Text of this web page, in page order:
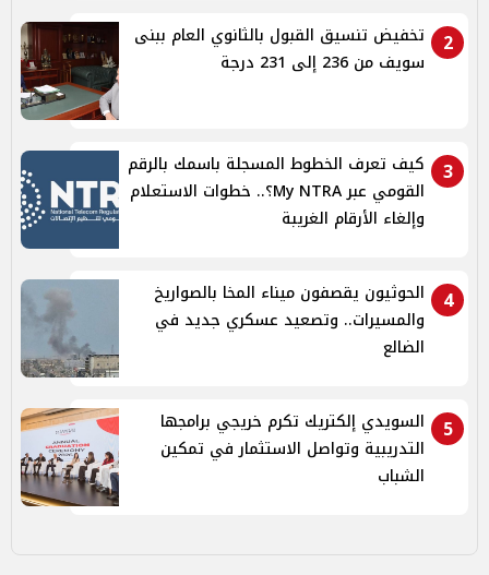
2
تخفيض تنسيق القبول بالثانوي العام ببنى
سويف من 236 إلى 231 درجة
3
كيف تعرف الخطوط المسجلة باسمك بالرقم
القومي عبر My NTRA؟.. خطوات الاستعلام
وإلغاء الأرقام الغريبة
4
الحوثيون يقصفون ميناء المخا بالصواريخ
والمسيرات.. وتصعيد عسكري جديد في
الضالع
5
السويدي إلكتريك تكرم خريجي برامجها
التدريبية وتواصل الاستثمار في تمكين
الشباب